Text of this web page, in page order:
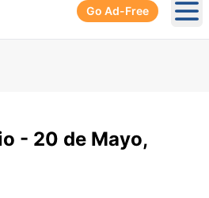
Go Ad-Free
- 20 de Mayo,